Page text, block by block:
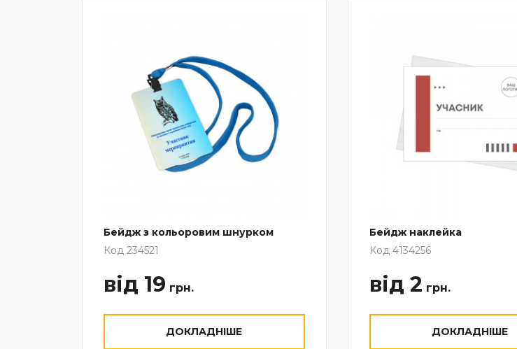
Бейдж з кольоровим шнурком
Код 234521
від 19 грн.
ДОКЛАДНІШЕ
Бейдж наклейка
Код 4134256
від 2 грн.
ДОКЛАДНІШЕ